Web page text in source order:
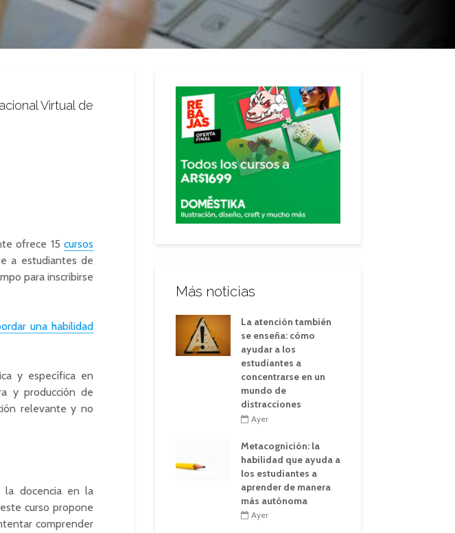
Virtual de
ofrece 15 cursos
a estudiantes de
para inscribirse
una habilidad
y específica en
y producción de
relevante y no
docencia en la
curso propone
comprender
Más noticias
La atención también
se enseña: cómo
ayudar a los
estudiantes a
concentrarse en un
mundo de
distracciones
Ayer
Metacognición: la
habilidad que ayuda a
los estudiantes a
aprender de manera
más autónoma
Ayer